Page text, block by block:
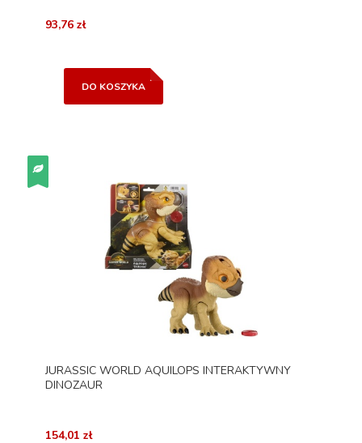
93,76 zł
DO KOSZYKA
JURASSIC WORLD AQUILOPS INTERAKTYWNY
DINOZAUR
154,01 zł